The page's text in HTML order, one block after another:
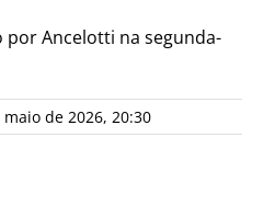
por Ancelotti na segunda-
maio de 2026, 20:30